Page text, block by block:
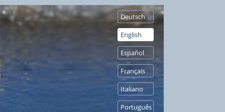
Deutsch
English
Español
Français
Italiano
Português